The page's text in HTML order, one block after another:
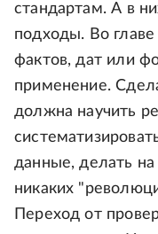
стандартам. А в
подходы. Во главе
фактов, дат или
применение.
должна научить
данные, делать
никаких
Переход от